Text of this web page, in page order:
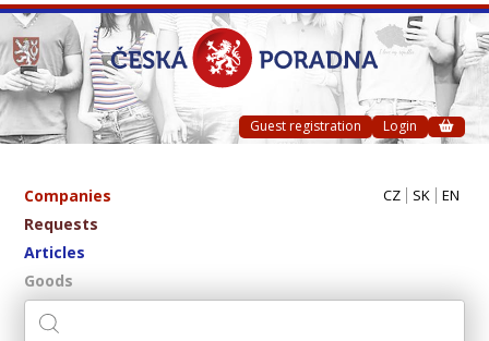
Guest registration Login
Companies
Requests
Articles
Goods
CZ SK EN